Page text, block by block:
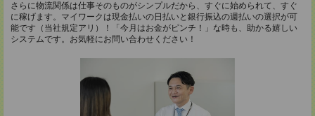
さらに物流関係は仕事そのものがシンプルだから、すぐに始められて、すぐ
に稼げます。マイワークは現金払いの日払いと銀行振込の週払いの選択が可
能です（当社規定アリ）！「今月はお金がピンチ！」な時も、助かる嬉しい
システムです。お気軽にお問い合わせください！